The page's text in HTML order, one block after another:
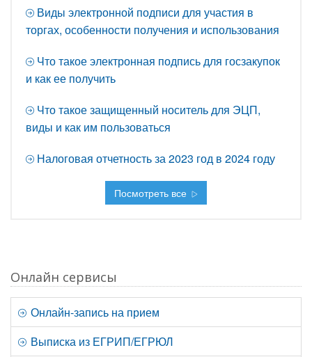
Виды электронной подписи для участия в
торгах, особенности получения и использования
Что такое электронная подпись для госзакупок
и как ее получить
Что такое защищенный носитель для ЭЦП,
виды и как им пользоваться
Налоговая отчетность за 2023 год в 2024 году
Посмотреть все
Онлайн сервисы
Онлайн-запись на прием
Выписка из ЕГРИП/ЕГРЮЛ